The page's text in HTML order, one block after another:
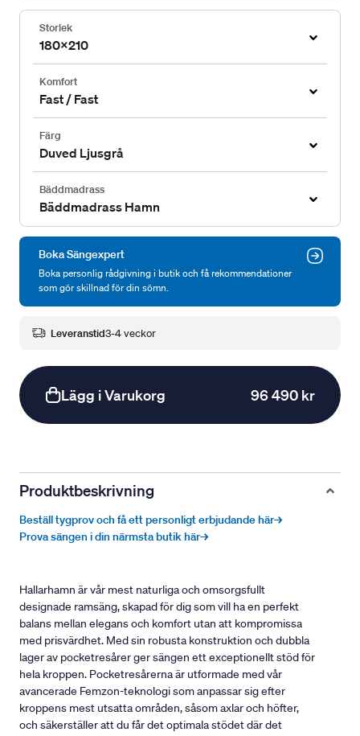
Storlek
180x210
Komfort
Fast / Fast
Färg
Duved Ljusgrå
Bäddmadrass
Bäddmadrass Hamn
Boka Sängexpert
Boka personlig rådgivning i butik och få rekommendationer
som gör skillnad för din sömn.
Leveranstid3-4 veckor
Lägg i Varukorg 96 490 kr
Produktbeskrivning
Beställ tygprov och få ett personligt erbjudande här→
Prova sängen i din närmsta butik här→
Hallarhamn är vår mest naturliga och omsorgsfullt
designade ramsäng, skapad för dig som vill ha en perfekt
balans mellan elegans och komfort utan att kompromissa
med prisvärdhet. Med sin robusta konstruktion och dubbla
lager av pocketresårer ger sängen ett exceptionellt stöd för
hela kroppen. Pocketresårerna är utformade med vår
avancerade Femzon-teknologi som anpassar sig efter
kroppens mest utsatta områden, såsom axlar och höfter,
och säkerställer att du får det optimala stödet där det